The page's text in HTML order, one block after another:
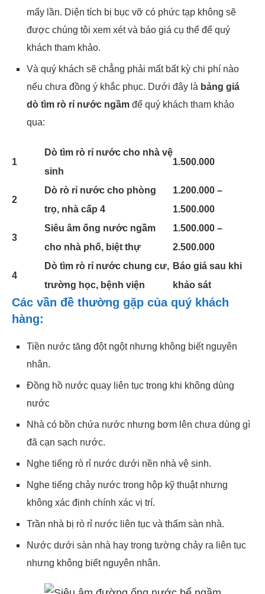
mấy lần. Diện tích bị bục vỡ có phức tạp không sẽ
được chúng tôi xem xét và báo giá cụ thể để quý
khách tham khảo.
Và quý khách sẽ chẳng phải mất bất kỳ chi phí nào
nếu chưa đồng ý khắc phục. Dưới đây là bảng giá
dò tìm rò rỉ nước ngầm để quý khách tham khảo
qua:
1
Dò tìm rò rỉ nước cho nhà vệ
sinh
1.500.000
2
Dò rò rỉ nước cho phòng
trọ, nhà cấp 4
1.200.000 –
1.500.000
3
Siêu âm ống nước ngầm
cho nhà phố, biệt thự
1.500.000 –
2.500.000
4
Dò tìm rò rỉ nước chung cư,
trường học, bệnh viện
Báo giá sau khi
khảo sát
Các vần đề thường gặp của quý khách
hàng:
Tiền nước tăng đột ngột nhưng không biết nguyên
nhân.
Đồng hồ nước quay liên tục trong khi không dùng
nước
Nhà có bồn chứa nước nhưng bơm lên chưa dùng gì
đã cạn sạch nước.
Nghe tiếng rò rỉ nước dưới nền nhà vệ sinh.
Nghe tiếng chảy nước trong hộp kỹ thuật nhưng
không xác định chính xác vị trí.
Trần nhà bị rò rỉ nước liên tục và thấm sàn nhà.
Nước dưới sàn nhà hay trong tường chảy ra liên tục
nhưng không biết nguyên nhân.